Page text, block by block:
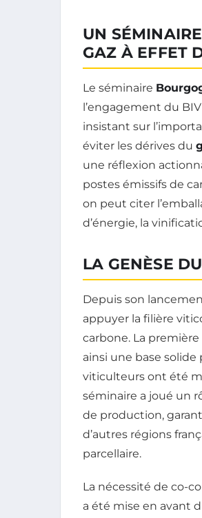
UN
GAZ À EFFET
Le séminaire
l’engagement du
insistant sur
éviter les dérives du
une réflexion
postes émissifs de
on peut citer
d’énergie, la
LA GENÈSE
Depuis son
appuyer la filière
carbone. La
ainsi une base
viticulteurs ont été
séminaire a joué un
de production,
d’autres régions
parcellaire.
La nécessité de co-
a été mise en avant